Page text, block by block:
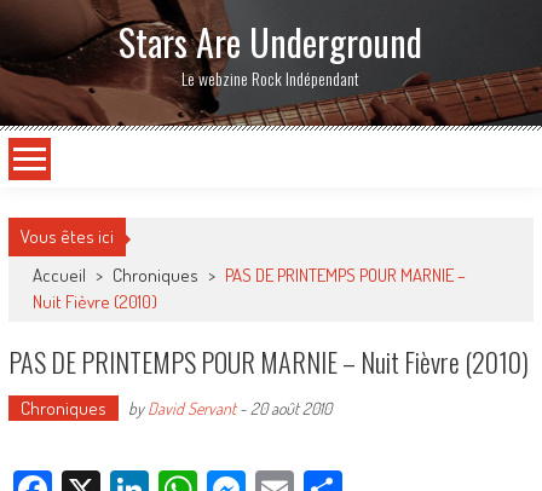
Stars Are Underground
Le webzine Rock Indépendant
Vous êtes ici
Accueil > Chroniques > PAS DE PRINTEMPS POUR MARNIE –
Nuit Fièvre (2010)
PAS DE PRINTEMPS POUR MARNIE – Nuit Fièvre (2010)
Chroniques byDavid Servant- 20 août 2010